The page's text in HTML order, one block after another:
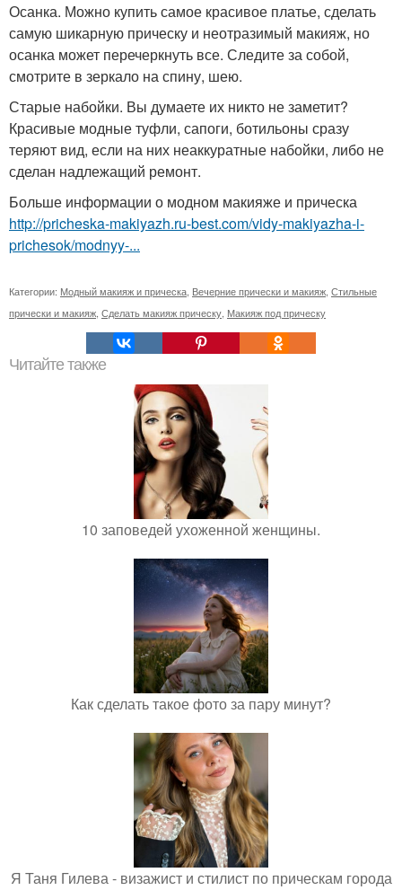
Осанка. Можно купить самое красивое платье, сделать
самую шикарную прическу и неотразимый макияж, но
осанка может перечеркнуть все. Следите за собой,
смотрите в зеркало на спину, шею.
Старые набойки. Вы думаете их никто не заметит?
Красивые модные туфли, сапоги, ботильоны сразу
теряют вид, если на них неаккуратные набойки, либо не
сделан надлежащий ремонт.
Больше информации о модном макияже и прическа
http://pricheska-makiyazh.ru-best.com/vidy-makiyazha-i-
prichesok/modnyy-...
Категории: Модный макияж и прическа, Вечерние прически и макияж, Стильные
прически и макияж, Сделать макияж прическу, Макияж под прическу
Читайте также
10 заповедей ухоженной женщины.
Как сделать такое фото за пару минут?
Я Таня Гилева - визажист и стилист по прическам города